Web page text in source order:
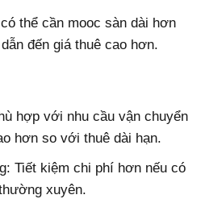
thể cần mooc sàn dài hơn
đến giá thuê cao hơn.
hợp với nhu cầu vận chuyển
hơn so với thuê dài hạn.
Tiết kiệm chi phí hơn nếu có
xuyên.